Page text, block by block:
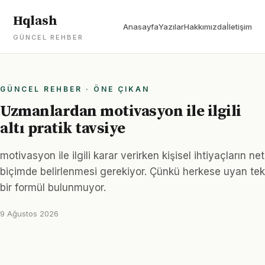
Hqlash
GÜNCEL REHBER
AnasayfaYazılarHakkımızdaİletişim
GÜNCEL REHBER · ÖNE ÇIKAN
Uzmanlardan motivasyon ile ilgili
altı pratik tavsiye
motivasyon ile ilgili karar verirken kişisel ihtiyaçların net
biçimde belirlenmesi gerekiyor. Çünkü herkese uyan tek
bir formül bulunmuyor.
9 Ağustos 2026